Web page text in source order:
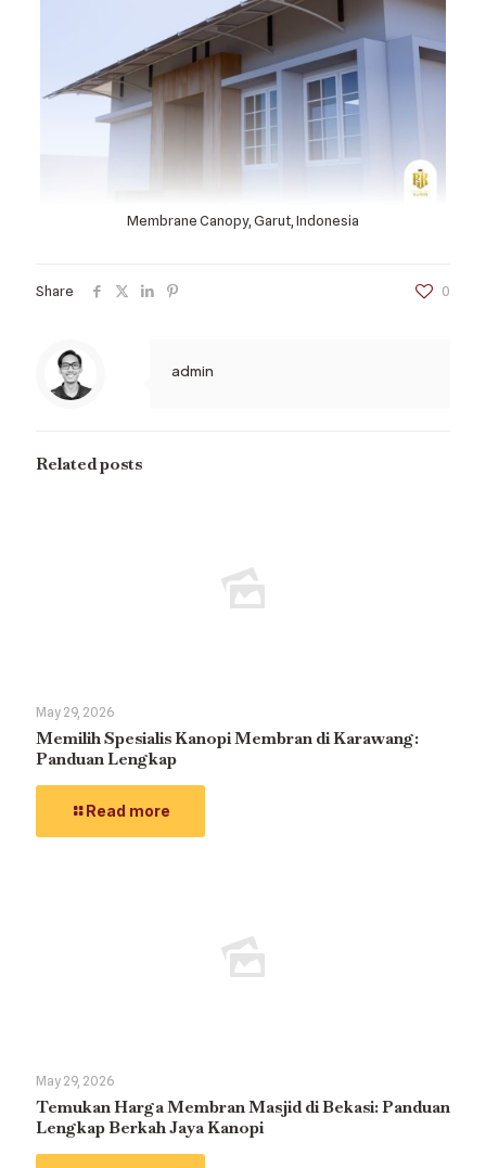
Membrane Canopy, Garut, Indonesia
Share 0
admin
Related posts
May 29, 2026
Memilih Spesialis Kanopi Membran di Karawang:
Panduan Lengkap
Read more
May 29, 2026
Temukan Harga Membran Masjid di Bekasi: Panduan
Lengkap Berkah Jaya Kanopi